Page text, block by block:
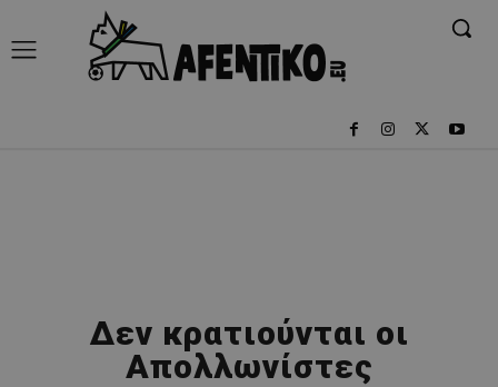
Δεν κρατιούνται οι
Απολλωνίστες